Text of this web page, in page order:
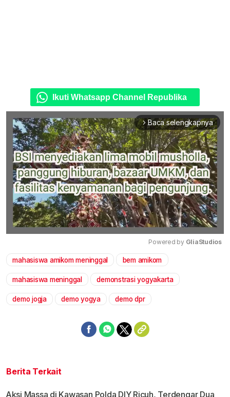
Ikuti Whatsapp Channel Republika
arrow_forward_ios Baca selengkapnya
Powered by GliaStudios
mahasiswa amikom meninggal bem amikom
mahasiswa meninggal demonstrasi yogyakarta
demo jogja demo yogya demo dpr
Berita Terkait
Aksi Massa di Kawasan Polda DIY Ricuh, Terdengar Dua